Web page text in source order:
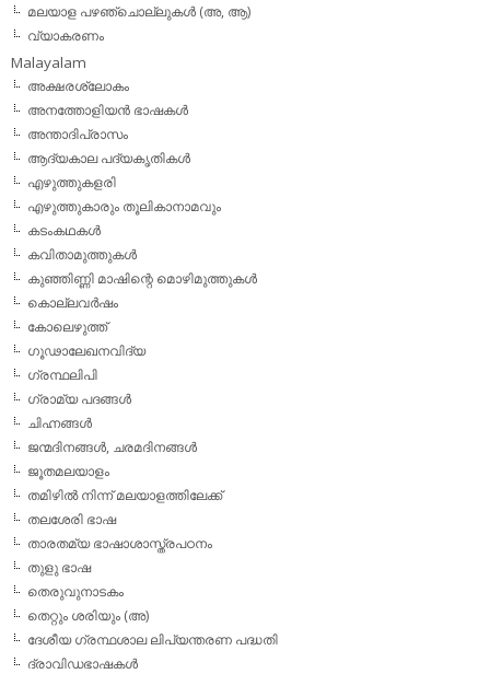
മലയാള പഴഞ്ചൊല്ലുകൾ (അ, ആ)
വ്യാകരണം
Malayalam
അക്ഷരശ്ലോകം
അനത്തോളിയന്‍ ഭാഷകള്‍
അന്താദിപ്രാസം
ആദ്യകാല പദ്യകൃതികള്‍
എഴുത്തുകളരി
എഴുത്തുകാരും തൂലികാനാമവും
കടംകഥകള്‍
കവിതാമുത്തുകള്‍
കുഞ്ഞിണ്ണി മാഷിന്റെ മൊഴിമുത്തുകള്‍
കൊല്ലവര്‍ഷം
കോലെഴുത്ത്
ഗൂഢാലേഖനവിദ്യ
ഗ്രന്ഥലിപി
ഗ്രാമ്യ പദങ്ങള്‍
ചിഹ്നങ്ങള്‍
ജന്മദിനങ്ങള്‍, ചരമദിനങ്ങള്‍
ജൂതമലയാളം
തമിഴില്‍ നിന്ന് മലയാളത്തിലേക്ക്
തലശേരി ഭാഷ
താരതമ്യ ഭാഷാശാസ്ത്രപഠനം
തുളു ഭാഷ
തെരുവുനാടകം
തെറ്റും ശരിയും (അ)
ദേശീയ ഗ്രന്ഥശാല ലിപ്യന്തരണ പദ്ധതി
ദ്രാവിഡഭാഷകള്‍